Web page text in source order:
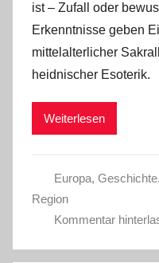
ist – Zufall oder
Erkenntnisse geben
mittelalterlicher
heidnischer Esoterik.
Weiterlesen
Europa, Geschichte,
Region
Kommentar